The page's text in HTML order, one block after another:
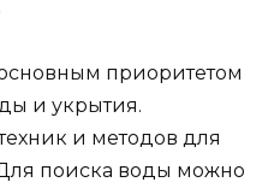
приоритетом
и укрытия.
и методов для
поиска воды можно